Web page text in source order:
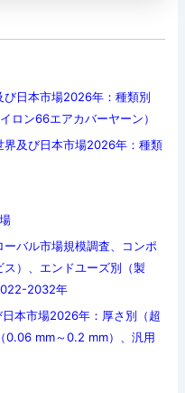
日本市場2026年：種類別
ロン66エアカバーヤーン）
界及び日本市場2026年：種類
バル市場規模調査、コンポ
）、エンドユーズ別（製
2032年
本市場2026年：厚さ別（超
0.06 mm～0.2 mm）、汎用